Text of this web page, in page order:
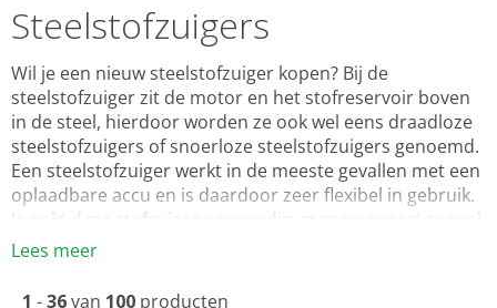
Steelstofzuigers
Wil je een nieuw steelstofzuiger kopen? Bij de
steelstofzuiger zit de motor en het stofreservoir boven
in de steel, hierdoor worden ze ook wel eens draadloze
steelstofzuigers of snoerloze steelstofzuigers genoemd.
Een steelstofzuiger werkt in de meeste gevallen met een
oplaadbare accu en is daardoor zeer flexibel in gebruik.
Je pakt deze stofzuiger eenvoudig, manoeuvreert soepel
door jouw kamer en je hoeft daarbij geen rekening te
Ook is een steelstofzuiger zeer geschikt voor kleine
Lees meer
1 -36van 100 producten